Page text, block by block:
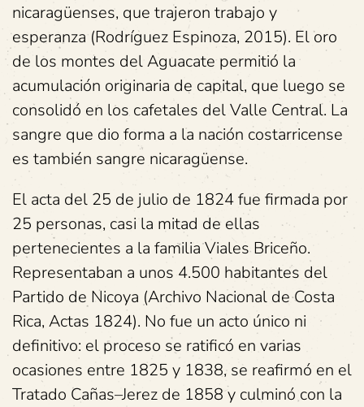
nicaragüenses, que trajeron trabajo y
esperanza (Rodríguez Espinoza, 2015). El oro
de los montes del Aguacate permitió la
acumulación originaria de capital, que luego se
consolidó en los cafetales del Valle Central. La
sangre que dio forma a la nación costarricense
es también sangre nicaragüense.
El acta del 25 de julio de 1824 fue firmada por
25 personas, casi la mitad de ellas
pertenecientes a la familia Viales Briceño.
Representaban a unos 4.500 habitantes del
Partido de Nicoya (Archivo Nacional de Costa
Rica, Actas 1824). No fue un acto único ni
definitivo: el proceso se ratificó en varias
ocasiones entre 1825 y 1838, se reafirmó en el
Tratado Cañas–Jerez de 1858 y culminó con la